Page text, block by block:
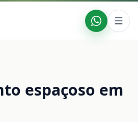
espaçoso em